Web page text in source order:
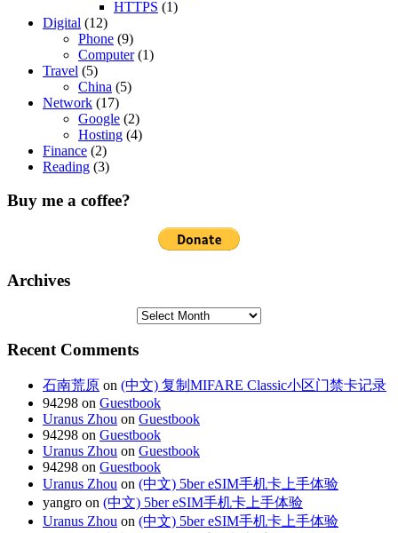
HTTPS (1)
Digital (12)
Phone (9)
Computer(1)
Travel (5)
China (5)
Network (17)
Google (2)
Hosting (4)
Finance (2)
Reading (3)
Buy me a coffee?
Archives
Recent Comments
石南荒原 on (中文) 复制MIFARE Classic小区门禁卡记录
94298 on Guestbook
Uranus Zhou on Guestbook
94298 on Guestbook
Uranus Zhou on Guestbook
94298 on Guestbook
Uranus Zhou on (中文) 5ber eSIM手机卡上手体验
yangro on (中文) 5ber eSIM手机卡上手体验
Uranus Zhou on (中文) 5ber eSIM手机卡上手体验